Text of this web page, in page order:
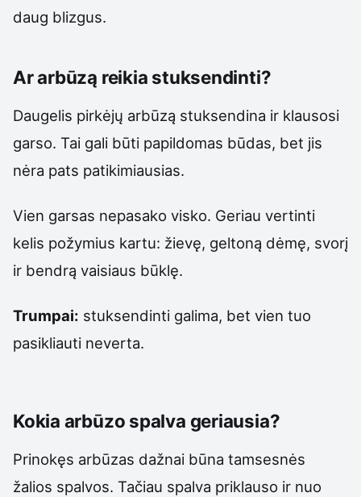
daug blizgus.
Ar arbūzą reikia stuksendinti?
Daugelis pirkėjų arbūzą stuksendina ir klausosi
garso. Tai gali būti papildomas būdas, bet jis
nėra pats patikimiausias.
Vien garsas nepasako visko. Geriau vertinti
kelis požymius kartu: žievę, geltoną dėmę, svorį
ir bendrą vaisiaus būklę.
Trumpai: stuksendinti galima, bet vien tuo
pasikliauti neverta.
Kokia arbūzo spalva geriausia?
Prinokęs arbūzas dažnai būna tamsesnės
žalios spalvos. Tačiau spalva priklauso ir nuo